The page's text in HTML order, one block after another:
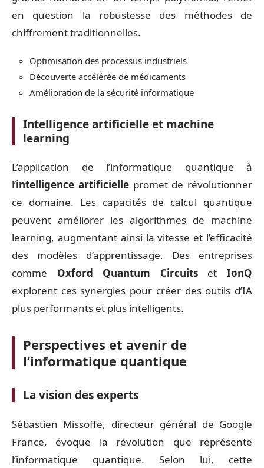
en question la robustesse des méthodes de
chiffrement traditionnelles.
Optimisation des processus industriels
Découverte accélérée de médicaments
Amélioration de la sécurité informatique
Intelligence artificielle et machine
learning
L’application de l’informatique quantique à
l’intelligence artificiellepromet de révolutionner
ce domaine. Les capacités de calcul quantique
peuvent améliorer les algorithmes de machine
learning, augmentant ainsi la vitesse et l’efficacité
des modèles d’apprentissage. Des entreprises
comme Oxford Quantum CircuitsetIonQ
explorent ces synergies pour créer des outils d’IA
plus performants et plus intelligents.
Perspectives et avenir de
l’informatique quantique
La vision des experts
Sébastien Missoffe, directeur général de Google
France, évoque la révolution que représente
l’informatique quantique. Selon lui, cette